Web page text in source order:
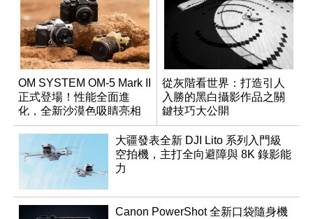
OM SYSTEM OM-5 Mark II
正式登場！性能全面進
化，全新沙漠色吸睛亮相
從灰階看世界：打造引人
入勝的黑白攝影作品之關
鍵技巧大公開
大疆發表全新 DJI Lito 系列入門級
空拍機，主打全向避障與 8K 錄影能
力
Canon PowerShot 全新口袋隨身機